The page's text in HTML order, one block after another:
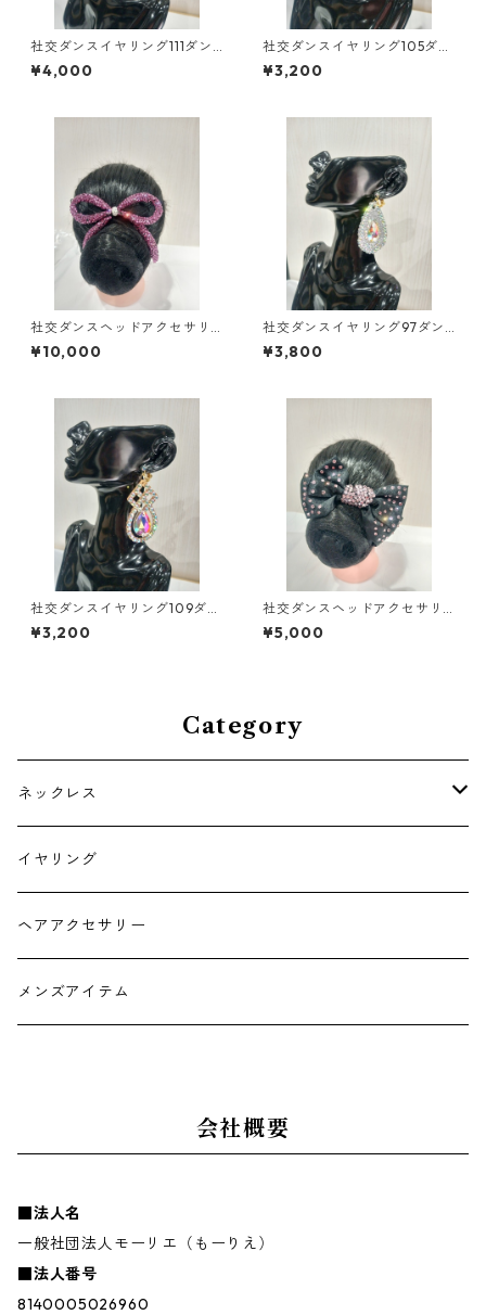
社交ダンスイヤリング111ダン
スアクセサリーベリーダンス
ブライダルアクセサリー
¥4,000
社交ダンスイヤリング105ダン
スアクセサリーベリーダンス
ブライダルアクセサリー
¥3,200
社交ダンスヘッドアクセサリ
ーHA-52ダンスアクセサリー
ベリーダンスブライダルアク
¥10,000
社交ダンスイヤリング97ダン
スアクセサリーベリーダンス
ブライダルアクセサリー
¥3,800
社交ダンスイヤリング109ダン
スアクセサリーベリーダンス
ブライダルアクセサリー
¥3,200
社交ダンスヘッドアクセサリ
ーHA-75ピンクダンスアクセ
サリーベリーダンスブライダ
¥5,000
Category
ネックレス
チョーカー
イヤリング
ヘアアクセサリー
メンズアイテム
会社概要
■法人名
一般社団法人モーリエ（もーりえ）
■法人番号
8140005026960